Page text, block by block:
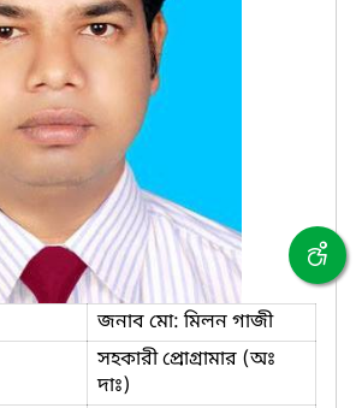
জনাব মো: মিলন গাজী
সহকারী প্রোগ্রামার (অঃ
দাঃ)